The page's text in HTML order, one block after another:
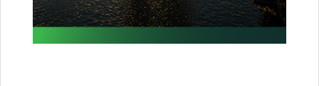
Statistikas sīkdatnes (nepieciešamas, lai
uzlabotu vietnes darbību un
pakalpojumus)